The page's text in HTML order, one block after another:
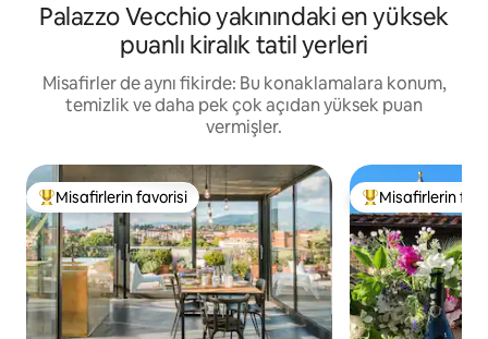
Palazzo Vecchio yakınındaki en yüksek
puanlı kiralık tatil yerleri
Misafirler de aynı fikirde: Bu konaklamalara konum,
temizlik ve daha pek çok açıdan yüksek puan
vermişler.
Misafirlerin favorilerinden en beğenilenler arasında
Misafirlerin favorisi Misafirlerin
Misafirlerin